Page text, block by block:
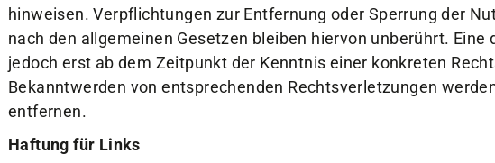
hinweisen. Verpflichtungen zur Entfernung oder Sperrung der
nach den allgemeinen Gesetzen bleiben hiervon unberührt.
jedoch erst ab dem Zeitpunkt der Kenntnis einer konkreten
Bekanntwerden von entsprechenden Rechtsverletzungen
entfernen.
Haftung für Links
Sportsuche
Abteilungen
VitaSport
Kindersportschule
Deine
Weiteres